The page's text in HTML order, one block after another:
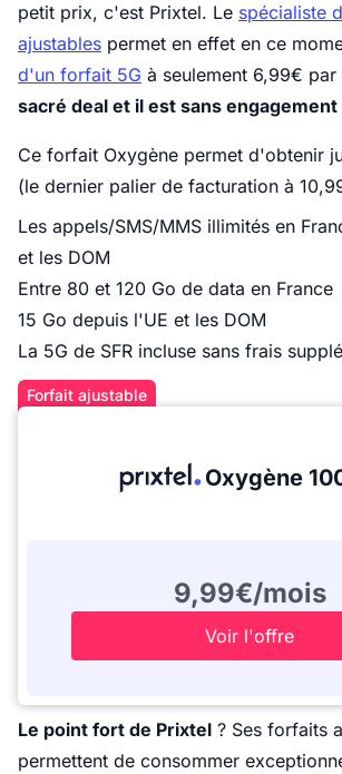
petit prix, c'est Prixtel. Le spécialiste
ajustables permet en effet en ce
d'un forfait 5G à seulement 6,99€
sacré deal et il est sans engagement
Ce forfait Oxygène permet d'obtenir
(le dernier palier de facturation à
Les appels/SMS/MMS illimités en
et les DOM
Entre 80 et 120 Go de data en France
15 Go depuis l'UE et les DOM
La 5G de SFR incluse sans frais
Forfait ajustable
Oxygène
9,99€/mois
Voir l'offre
Le point fort de Prixtel ? Ses forfaits
permettent de consommer